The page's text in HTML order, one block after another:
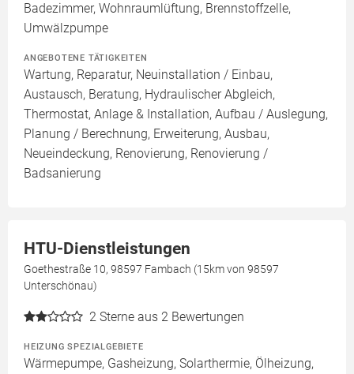
Badezimmer, Wohnraumlüftung, Brennstoffzelle,
Umwälzpumpe
ANGEBOTENE TÄTIGKEITEN
Wartung, Reparatur, Neuinstallation / Einbau,
Austausch, Beratung, Hydraulischer Abgleich,
Thermostat, Anlage & Installation, Aufbau / Auslegung,
Planung / Berechnung, Erweiterung, Ausbau,
Neueindeckung, Renovierung, Renovierung /
Badsanierung
HTU-Dienstleistungen
Goethestraße 10, 98597 Fambach (15km von 98597
Unterschönau)
2 Sterne aus 2 Bewertungen
HEIZUNG SPEZIALGEBIETE
Wärmepumpe, Gasheizung, Solarthermie, Ölheizung,